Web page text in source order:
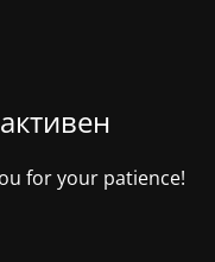
for your patience!